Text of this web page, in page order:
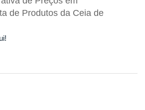
de Produtos da Ceia de